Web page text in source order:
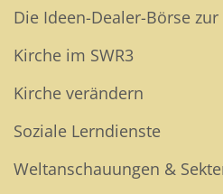
Die Ideen-Dealer-Börse
Kirche im SWR3
Kirche verändern
Soziale Lerndienste
Weltanschauungen &